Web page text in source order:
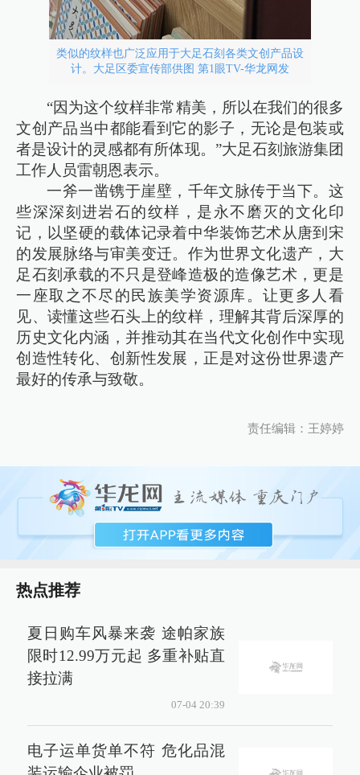
类似的纹样也广泛应用于大足石刻各类文创产品设
计。大足区委宣传部供图 第1眼TV-华龙网发
“因为这个纹样非常精美，所以在我们的很多
文创产品当中都能看到它的影子，无论是包装或
者是设计的灵感都有所体现。”大足石刻旅游集团
工作人员雷朝恩表示。
一斧一凿镌于崖壁，千年文脉传于当下。这
些深深刻进岩石的纹样，是永不磨灭的文化印
记，以坚硬的载体记录着中华装饰艺术从唐到宋
的发展脉络与审美变迁。作为世界文化遗产，大
足石刻承载的不只是登峰造极的造像艺术，更是
一座取之不尽的民族美学资源库。让更多人看
见、读懂这些石头上的纹样，理解其背后深厚的
历史文化内涵，并推动其在当代文化创作中实现
创造性转化、创新性发展，正是对这份世界遗产
最好的传承与致敬。
责任编辑：王婷婷
热点推荐
夏日购车风暴来袭 途帕家族
限时12.99万元起 多重补贴直
接拉满
07-04 20:39
电子运单货单不符 危化品混